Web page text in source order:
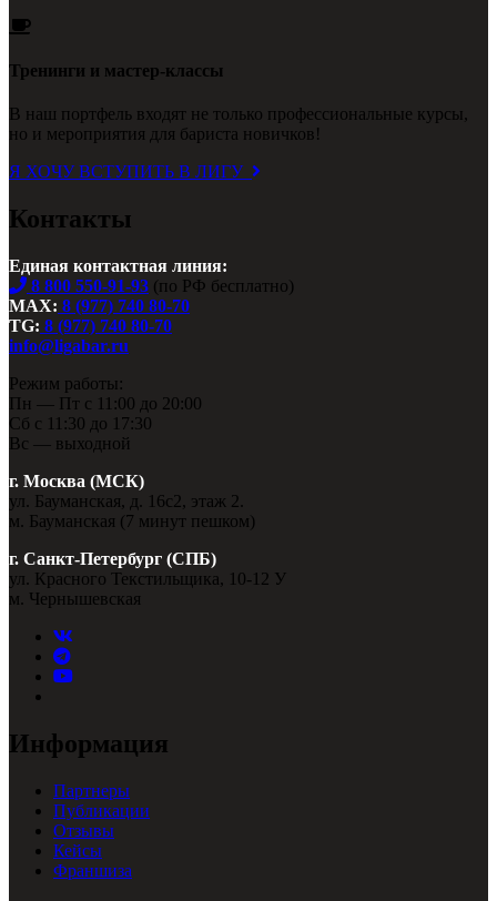
Тренинги и мастер-классы
В наш портфель входят не только профессиональные курсы,
но и мероприятия для бариста новичков!
Я ХОЧУ ВСТУПИТЬ В ЛИГУ
Контакты
Единая контактная линия:
8 800 550-91-93 (по РФ бесплатно)
MAX: 8 (977) 740 80-70
TG: 8 (977) 740 80-70
info@ligabar.ru
Режим работы:
Пн — Пт с 11:00 до 20:00
Сб с 11:30 до 17:30
Вс — выходной
г. Москва (МСК)
ул. Бауманская, д. 16с2, этаж 2.
м. Бауманская (7 минут пешком)
г. Санкт-Петербург (СПБ)
ул. Красного Текстильщика, 10-12 У
м. Чернышевская
Информация
Партнеры
Публикации
Отзывы
Кейсы
Франшиза